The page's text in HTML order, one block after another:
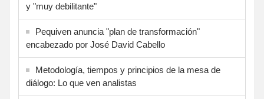
y "muy debilitante"
Pequiven anuncia "plan de transformación"
encabezado por José David Cabello
Metodología, tiempos y principios de la mesa de
diálogo: Lo que ven analistas